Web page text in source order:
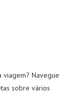
viagem? Navegue
sobre vários